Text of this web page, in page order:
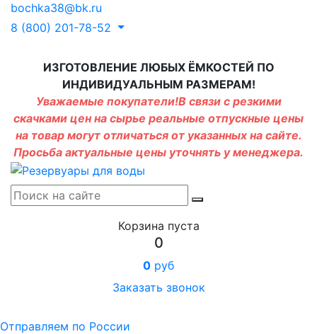
bochka38@bk.ru
8 (800) 201-78-52
ИЗГОТОВЛЕНИЕ ЛЮБЫХ ЁМКОСТЕЙ ПО
ИНДИВИДУАЛЬНЫМ РАЗМЕРАМ!
Уважаемые покупатели!В связи с резкими
скачками цен на сырье реальные отпускные цены
на товар могут отличаться от указанных на сайте.
Просьба актуальные цены уточнять у менеджера.
Корзина пуста
0
0 руб
Заказать звонок
Отправляем по России